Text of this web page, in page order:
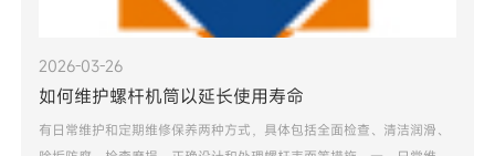
2026-03-26
如何维护螺杆机筒以延长使用寿命
有日常维护和定期维修保养两种方式，具体包括全面检查、清洁润滑、